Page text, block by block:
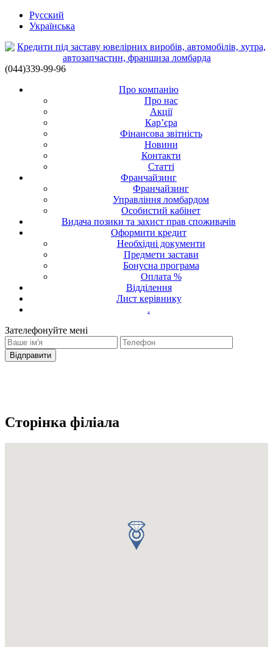
Русский
Українська
(044)339-99-96
Про компанію
Про нас
Акції
Кар’єра
Фінансова звітність
Новини
Контакти
Статті
Франчайзинг
Франчайзинг
Управління ломбардом
Особистий кабінет
Видача позики та захист прав споживачів
Оформити кредит
Необхідні документи
Предмети застави
Бонусна програма
Оплата %
Відділення
Лист керівнику
.
Зателефонуйте мені
Сторінка філіала